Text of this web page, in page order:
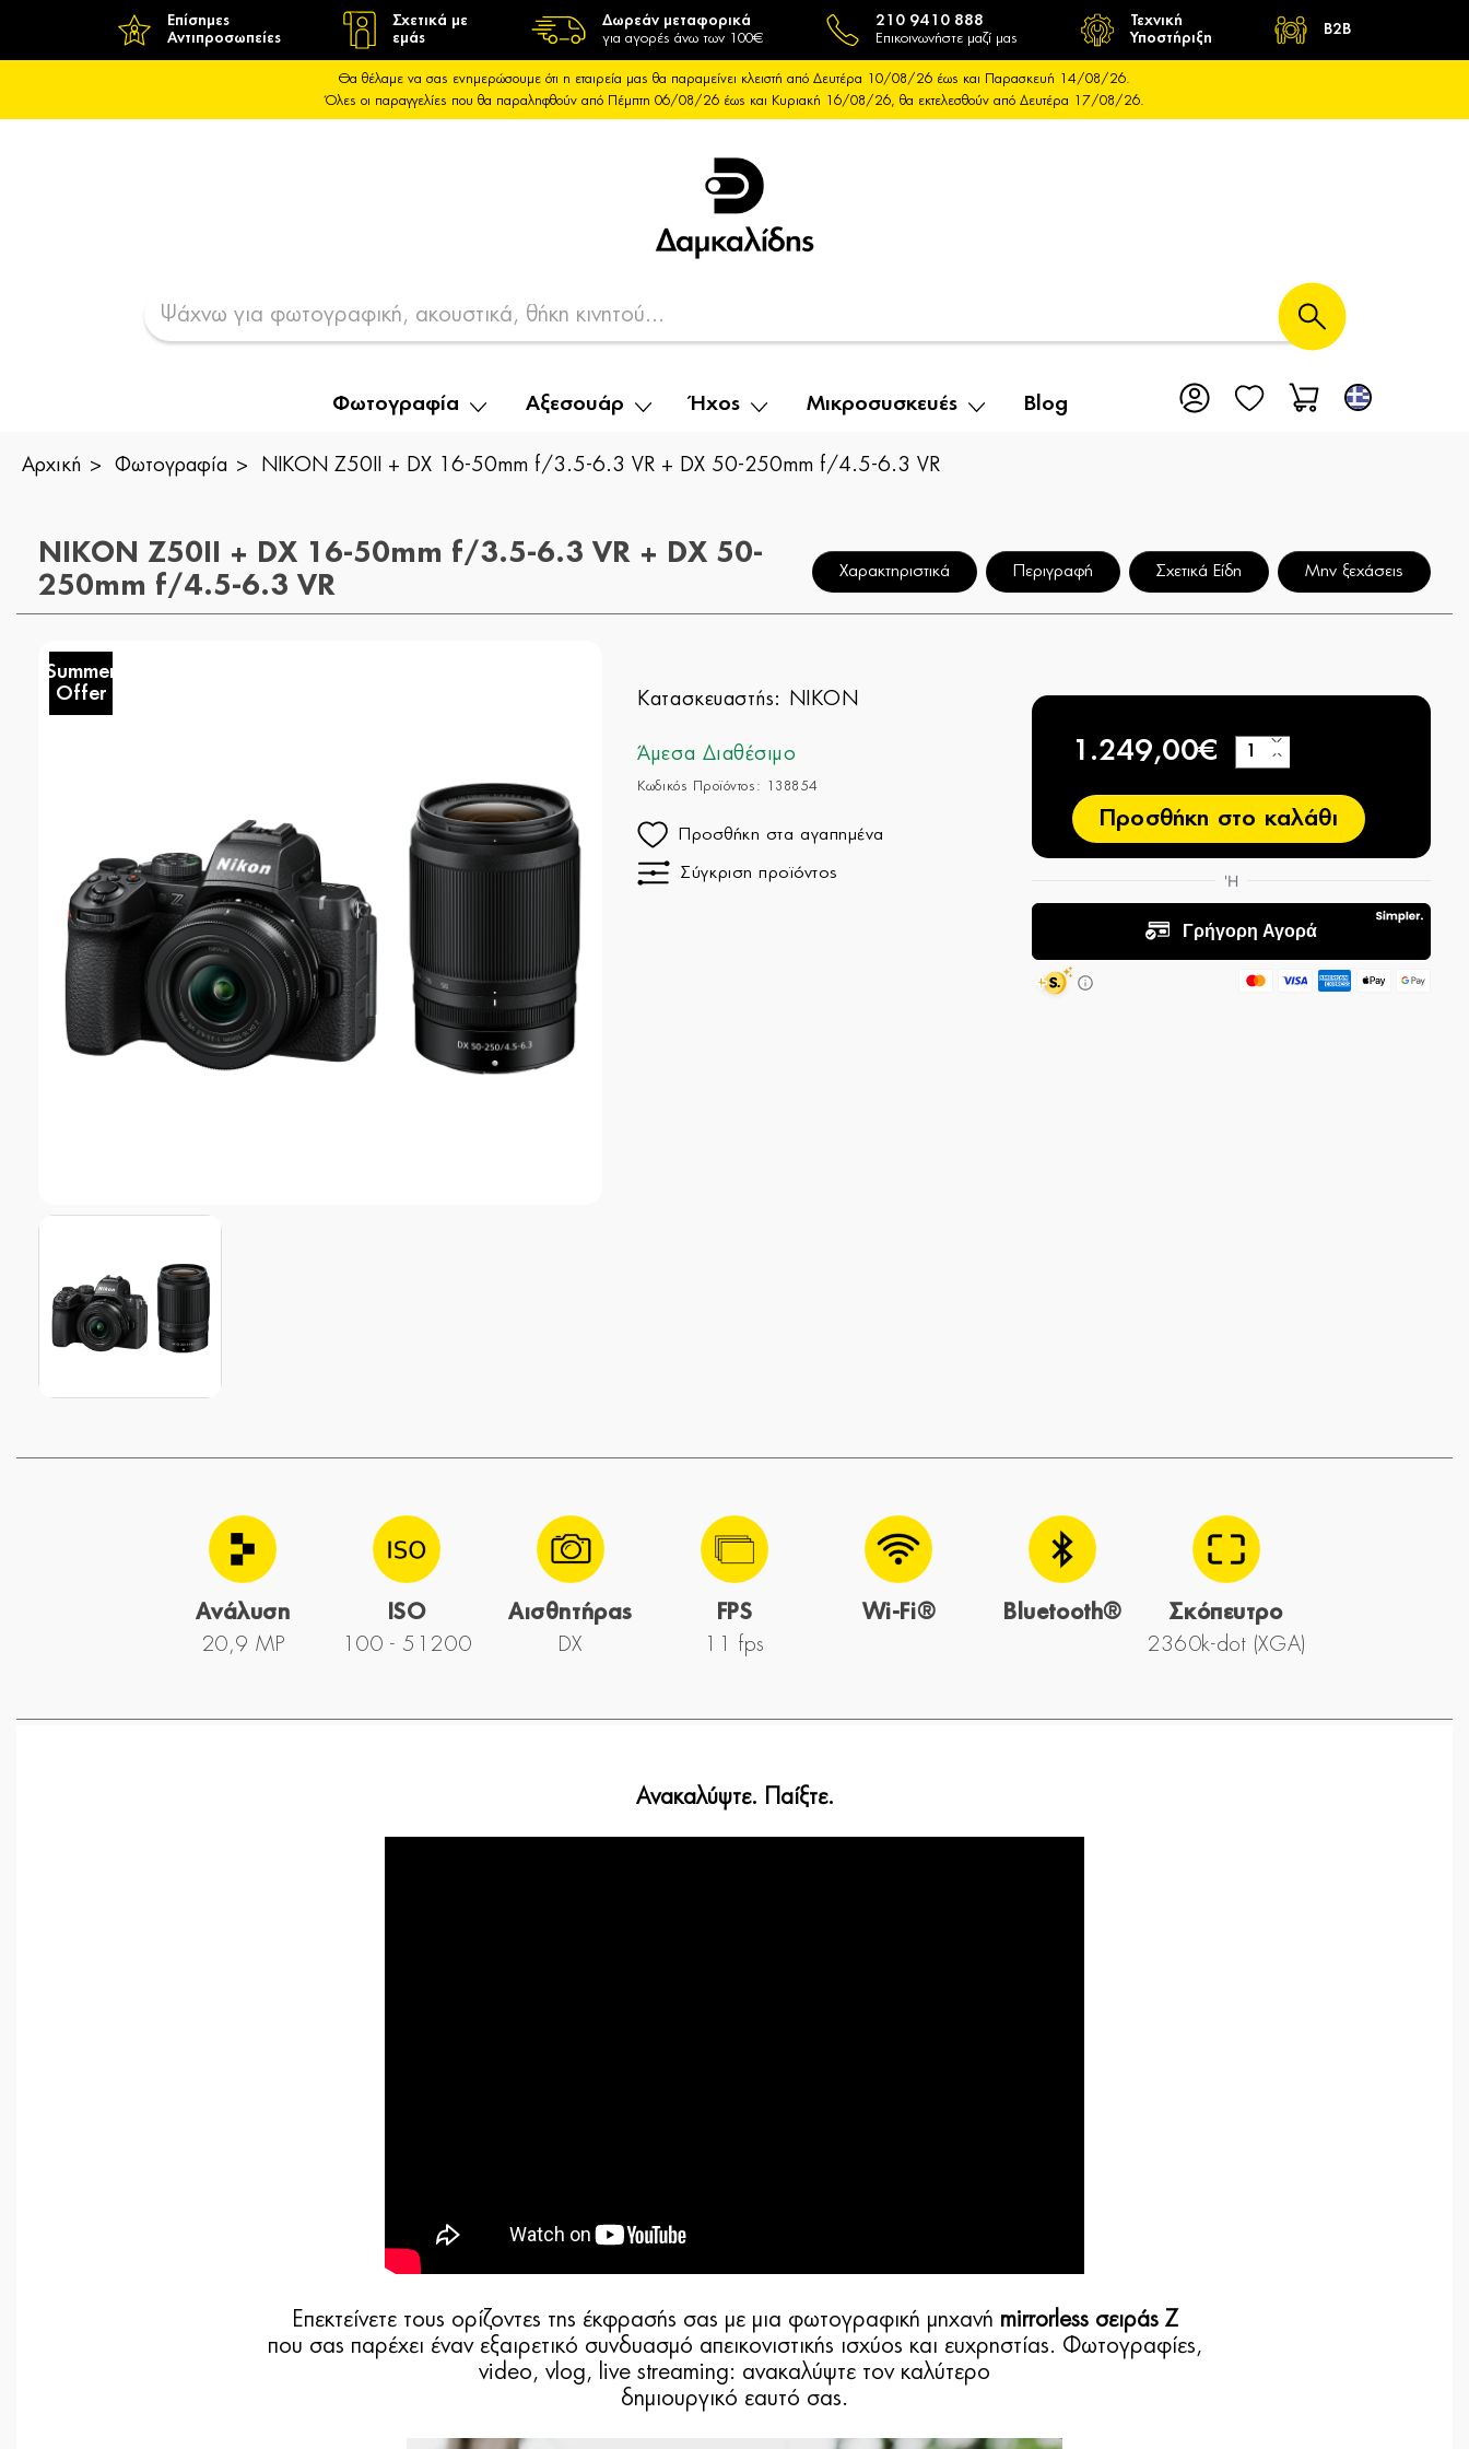
Επίσημες
Αντιπροσωπείες
Σχετικά με
εμάς
Δωρεάν μεταφορικά
για αγορές άνω των 100€
210 9410 888
Επικοινωνήστε μαζί μας
Τεχνική
Υποστήριξη
B2B
Θα θέλαμε να σας ενημερώσουμε ότι η εταιρεία μας θα παραμείνει κλειστή από Δευτέρα 10/08/26 έως και Παρασκευή 14/08/26.
Όλες οι παραγγελίες που θα παραληφθούν από Πέμπτη 06/08/26 έως και Κυριακή 16/08/26, θα εκτελεσθούν από Δευτέρα 17/08/26.
Φωτογραφία Αξεσουάρ Ήχος Μικροσυσκευές Blog
Αρχική Φωτογραφία NIKON Z50II + DX 16-50mm f/3.5-6.3 VR + DX 50-250mm f/4.5-6.3 VR
NIKON Z50II + DX 16-50mm f/3.5-6.3 VR + DX 50-
250mm f/4.5-6.3 VR
Χαρακτηριστικά Περιγραφή Σχετικά Είδη Μην ξεχάσεις
Summer
Offer
Κατασκευαστής: NIKON
Άμεσα Διαθέσιμο
Κωδικός Προϊόντος: 138854
Προσθήκη στα αγαπημένα
Σύγκριση προϊόντος
1.249,00€ −
+
Προσθήκη στο καλάθι
Ανάλυση
20,9 MP
ISO
100 - 51200
Αισθητήρας
DX
FPS
11 fps
Wi-Fi® Bluetooth®
Σκόπευτρο
2360k-dot (XGA)
Ανακαλύψτε. Παίξτε.
Επεκτείνετε τους ορίζοντες της έκφρασής σας με μια φωτογραφική μηχανή mirrorless σειράς Z
που σας παρέχει έναν εξαιρετικό συνδυασμό απεικονιστικής ισχύος και ευχρηστίας. Φωτογραφίες,
video, vlog, live streaming: ανακαλύψτε τον καλύτερο
δημιουργικό εαυτό σας.